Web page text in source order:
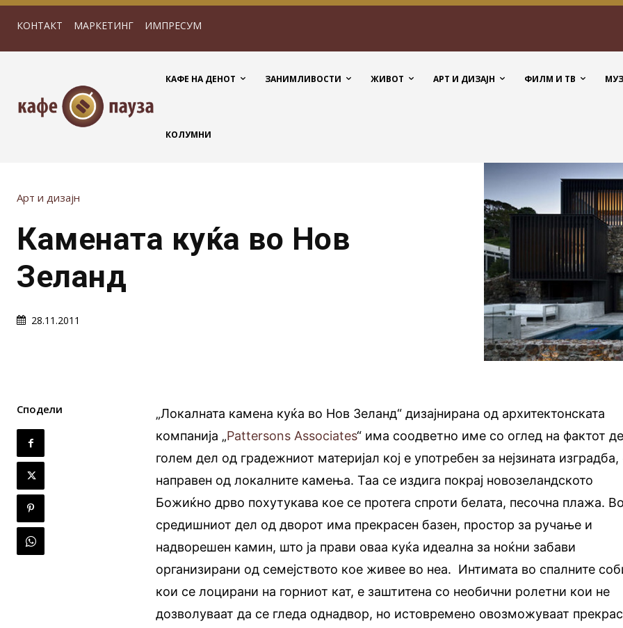
КОНТАКТ МАРКЕТИНГ ИМПРЕСУМ
КАФЕ НА ДЕНОТ ЗАНИМЛИВОСТИ ЖИВОТ АРТ И ДИЗАЈН ФИЛМ И ТВ
КОЛУМНИ
Арт и дизајн
Камената куќа во Нов
Зеланд
28.11.2011
Сподели
„Локалната камена куќа во Нов Зеланд“ дизајнирана од архитектонската
компанија „Pattersons Associates“ има соодветно име со оглед на фактот
голем дел од градежниот материјал кој е употребен за нејзината изградба,
направен од локалните камења. Таа се издига покрај новозеландското
Божиќно дрво похутукава кое се протега спроти белата, песочна плажа.
средишниот дел од дворот има прекрасен базен, простор за ручање и
надворешен камин, што ја прави оваа куќа идеална за ноќни забави
организирани од семејството кое живее во неа. Интимата во спалните
кои се лоцирани на горниот кат, е заштитена со необични ролетни кои не
дозволуваат да се гледа однадвор, но истовремено овозможуваат